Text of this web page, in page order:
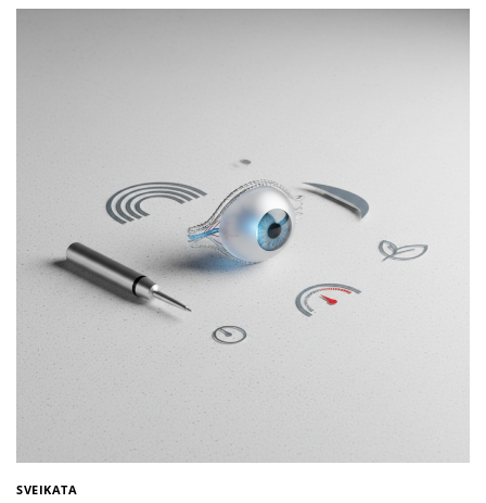
SVEIKATA